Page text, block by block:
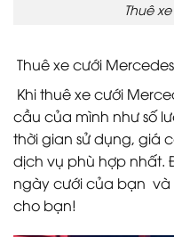
Thuê
Thuê xe cưới Mercedes
Khi thuê xe cưới
cầu của mình như số
thời gian sử dụng, giá
dịch vụ phù hợp nhất.
ngày cưới của bạn và
cho bạn!